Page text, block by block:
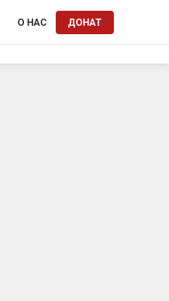
О НАС ДОНАТ